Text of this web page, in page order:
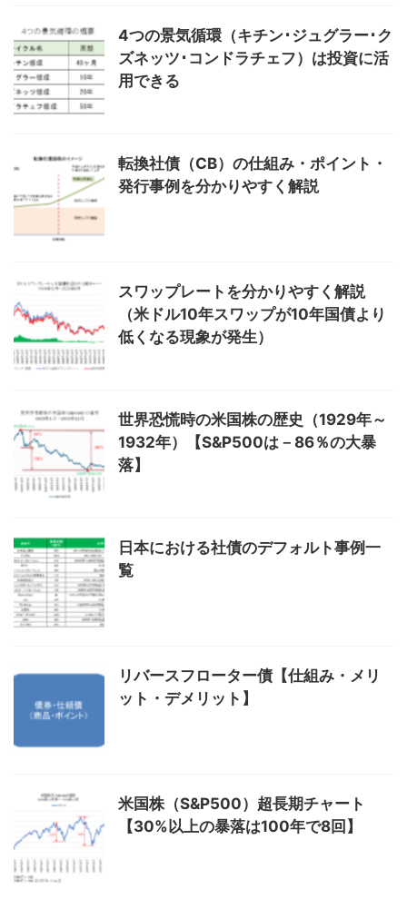
4つの景気循環（キチン･ジュグラー･ク
ズネッツ･コンドラチェフ）は投資に活
用できる
転換社債（CB）の仕組み・ポイント・
発行事例を分かりやすく解説
スワップレートを分かりやすく解説
（米ドル10年スワップが10年国債より
低くなる現象が発生）
世界恐慌時の米国株の歴史（1929年～
1932年）【S&P500は－86％の大暴
落】
日本における社債のデフォルト事例一
覧
リバースフローター債【仕組み・メリ
ット・デメリット】
米国株（S&P500）超長期チャート
【30%以上の暴落は100年で8回】